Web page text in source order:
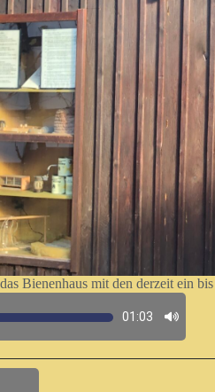
Bienenhaus mit den derzeit ein
verschiedene Bienenstöcke
Beispiel ein Hornissen- und ein
noch notwendigen
zum Abtransport gerichtet worden.
01:03